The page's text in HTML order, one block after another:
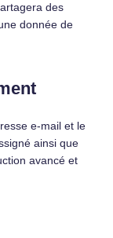
des
donnée de
e-mail et le
ainsi que
avancé et